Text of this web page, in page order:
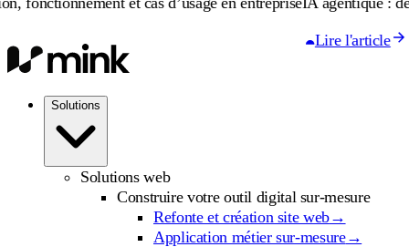
Lire l'article
Solutions
Solutions web
Construire votre outil digital sur-mesure
Refonte et création site web→
Application métier sur-mesure→